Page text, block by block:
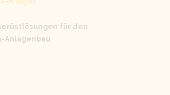
für den
Anlagenbau